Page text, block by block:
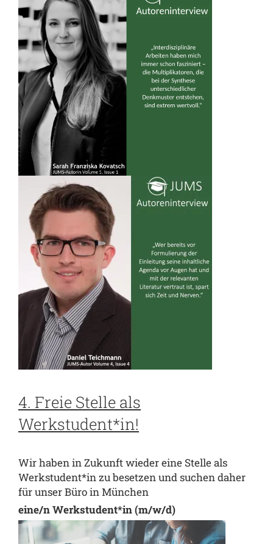
4. Freie Stelle als
Werkstudent*in!
Wir haben in Zukunft wieder eine Stelle als
Werkstudent*in zu besetzen und suchen daher
für unser Büro in München
eine/n Werkstudent*in (m/w/d)